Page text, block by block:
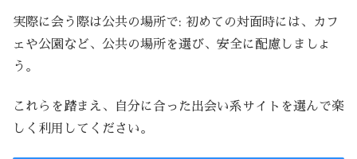
実際に会う際は公共の場所で: 初めての対面時には、カフ
ェや公園など、公共の場所を選び、安全に配慮しましょ
う。
これらを踏まえ、自分に合った出会い系サイトを選んで楽
しく利用してください。